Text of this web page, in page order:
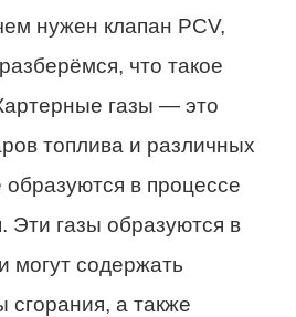
нужен клапан PCV,
что такое
газы — это
топлива и различных
в процессе
Эти газы образуются в
могут содержать
сгорания, а также